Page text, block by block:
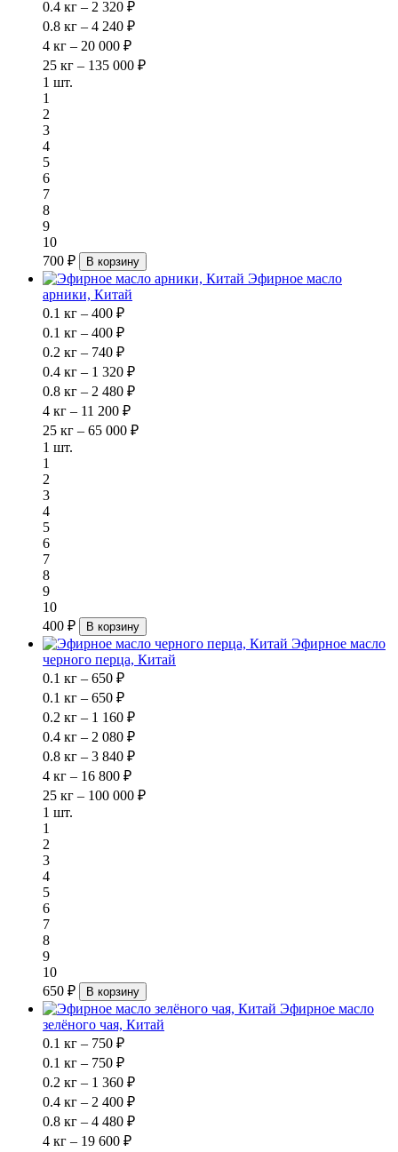
0.4 кг – 2 320 ₽
0.8 кг – 4 240 ₽
4 кг – 20 000 ₽
25 кг – 135 000 ₽
1 шт.
1
2
3
4
5
6
7
8
9
10
700 ₽
В корзину
Эфирное масло
арники, Китай
0.1 кг – 400 ₽
0.1 кг – 400 ₽
0.2 кг – 740 ₽
0.4 кг – 1 320 ₽
0.8 кг – 2 480 ₽
4 кг – 11 200 ₽
25 кг – 65 000 ₽
1 шт.
1
2
3
4
5
6
7
8
9
10
400 ₽
В корзину
Эфирное масло
черного перца, Китай
0.1 кг – 650 ₽
0.1 кг – 650 ₽
0.2 кг – 1 160 ₽
0.4 кг – 2 080 ₽
0.8 кг – 3 840 ₽
4 кг – 16 800 ₽
25 кг – 100 000 ₽
1 шт.
1
2
3
4
5
6
7
8
9
10
650 ₽
В корзину
Эфирное масло
зелёного чая, Китай
0.1 кг – 750 ₽
0.1 кг – 750 ₽
0.2 кг – 1 360 ₽
0.4 кг – 2 400 ₽
0.8 кг – 4 480 ₽
4 кг – 19 600 ₽